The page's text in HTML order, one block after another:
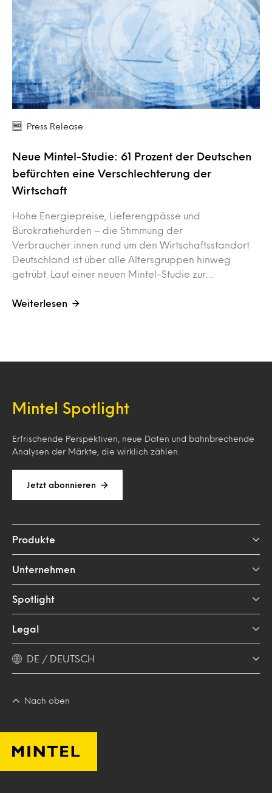
Press Release
Neue Mintel-Studie: 61 Prozent der Deutschen
befürchten eine Verschlechterung der
Wirtschaft
Hohe Energiepreise, Lieferengpässe und
Bürokratiehürden – die Stimmung der
Verbraucher:innen rund um den Wirtschaftsstandort
Deutschland ist über alle Altersgruppen hinweg
getrübt. Laut einer neuen Mintel-Studie zur…
Weiterlesen
Mintel Spotlight
Erfrischende Perspektiven, neue Daten und bahnbrechende
Analysen der Märkte, die wirklich zählen.
Jetzt abonnieren
Produkte
Unternehmen
Spotlight
Legal
DE / DEUTSCH
Nach oben